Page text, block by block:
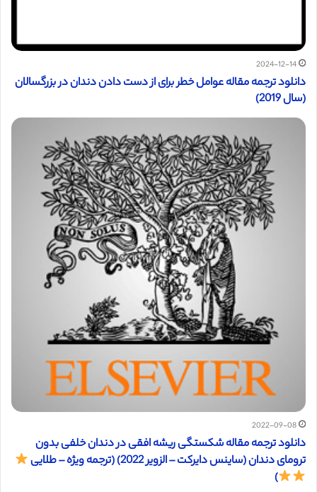
2024-12-14
دانلود ترجمه مقاله عوامل خطر برای از دست دادن دندان در بزرگسالان
(سال 2019)
2022-09-08
دانلود ترجمه مقاله شکستگی ریشه افقی در دندان خلفی بدون
ترومای دندان (ساینس دایرکت – الزویر 2022) (ترجمه ویژه – طلایی
)